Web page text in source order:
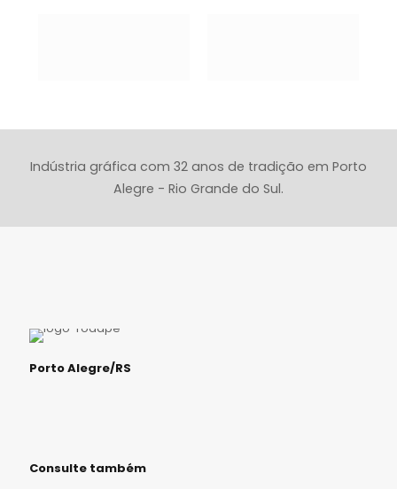
Indústria gráfica com 32 anos de tradição em Porto
Alegre - Rio Grande do Sul.
Porto Alegre/RS
Consulte também